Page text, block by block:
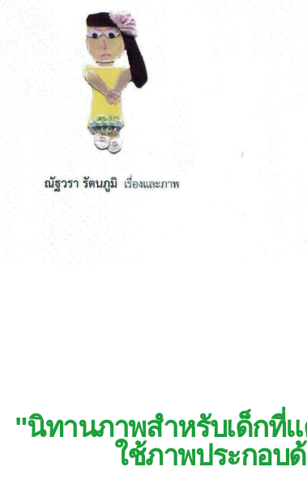
"นิทานภาพสำหรับเด็กที่
ใช้ภาพประกอบ